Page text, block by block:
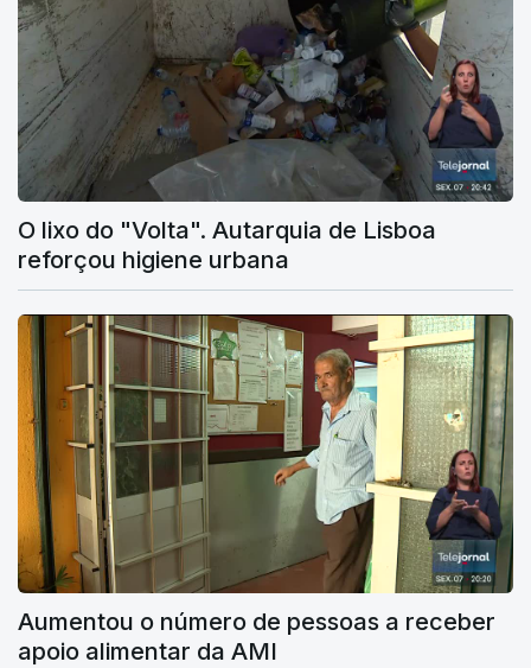
O lixo do "Volta". Autarquia de Lisboa
reforçou higiene urbana
Aumentou o número de pessoas a receber
apoio alimentar da AMI